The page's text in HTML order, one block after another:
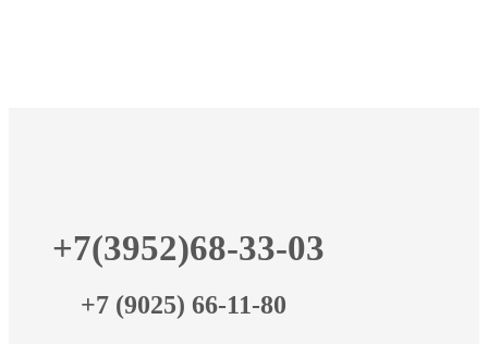
+7(3952)68-33-03
+7 (9025) 66-11-80